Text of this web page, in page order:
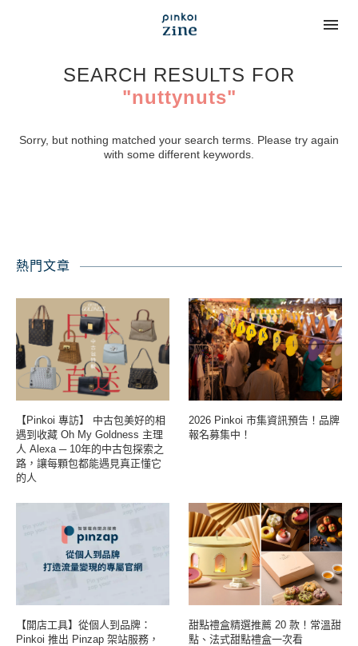
SEARCH RESULTS FOR
"nuttynuts"
Sorry, but nothing matched your search terms. Please try again
with some different keywords.
熱門文章
【Pinkoi 專訪】 中古包美好的相
遇到收藏 Oh My Goldness 主理
人 Alexa ─ 10年的中古包探索之
路，讓每顆包都能遇見真正懂它
的人
2026 Pinkoi 市集資訊預告！品牌
報名募集中！
【開店工具】從個人到品牌：
Pinkoi 推出 Pinzap 架站服務，
甜點禮盒精選推薦 20 款！常溫甜
點、法式甜點禮盒一次看